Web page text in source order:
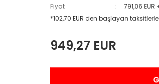
Fiyat
791,06 EUR
*102,70 EUR den başlayan taksitlerle!
949,27 EUR